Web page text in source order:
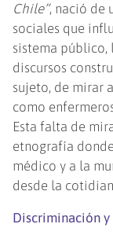
Chile”, nació de
sociales que
sistema público,
discursos
sujeto, de mirar
como
Esta falta de
etnografía
médico y a la
desde la
Discriminación